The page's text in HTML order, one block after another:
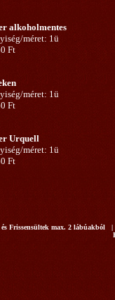
alkoholmentes
méret: 1ü
Ft
méret: 1ü
Ft
Urquell
méret: 1ü
Ft
Frissensültek max. 2